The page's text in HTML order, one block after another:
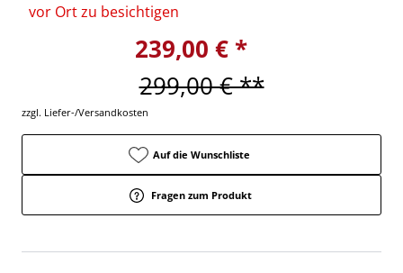
vor Ort zu besichtigen
239,00 € *
299,00 € **
zzgl. Liefer-/Versandkosten
Auf die Wunschliste
Fragen zum Produkt